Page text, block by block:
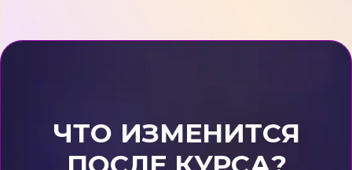
минут
Я в деле!